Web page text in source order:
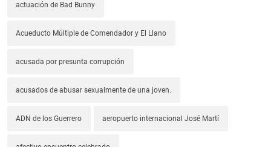
actuación de Bad Bunny
Acueducto Múltiple de Comendador y El Llano
acusada por presunta corrupción
acusados de abusar sexualmente de una joven.
ADN de los Guerrero aeropuerto internacional José Martí